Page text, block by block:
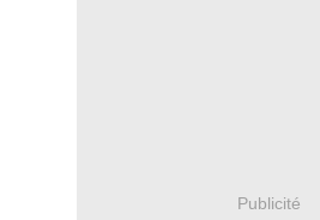
Publicité